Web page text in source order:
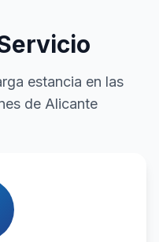
estancia en las
de Alicante